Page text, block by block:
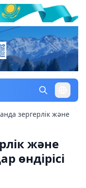
зергерлік және
және
өндірісі